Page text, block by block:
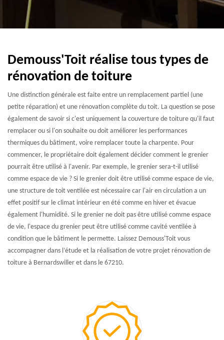
Demouss'Toit réalise tous types de
rénovation de toiture
Une distinction générale est faite entre un remplacement partiel (une
petite réparation) et une rénovation complète du toit. La question se pose
également de savoir si c'est uniquement la couverture de toiture qu'il faut
remplacer ou si l'on souhaite ou doit améliorer les performances
thermiques du bâtiment, voire remplacer toute la charpente. Pour
commencer, le propriétaire doit également décider comment le grenier
pourrait être utilisé à l'avenir. Par exemple, le grenier sera-t-il utilisé
comme espace de vie ? Si le grenier doit être utilisé comme espace de vie,
une structure de toit ventilée est nécessaire car l'air en circulation a un
effet positif sur le climat intérieur en été comme en hiver et évacue
également l'humidité. Si le grenier ne doit pas être utilisé comme espace
de vie, l'espace du grenier peut être utilisé comme cavité ventilée à
condition que le bâtiment le permette. Laissez Demouss'Toit vous
accompagner dans l’étude et la réalisation de votre projet rénovation de
toiture à Bernardswiller et dans le 67210.